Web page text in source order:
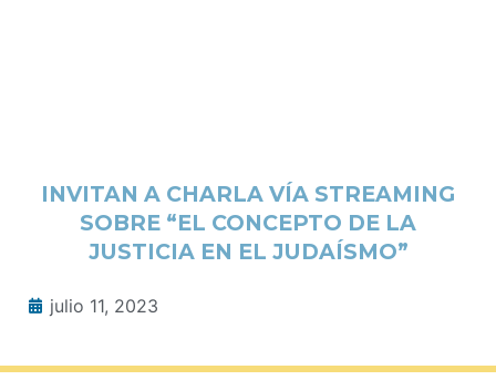
INVITAN A CHARLA VÍA STREAMING
SOBRE “EL CONCEPTO DE LA
JUSTICIA EN EL JUDAÍSMO”
julio 11, 2023